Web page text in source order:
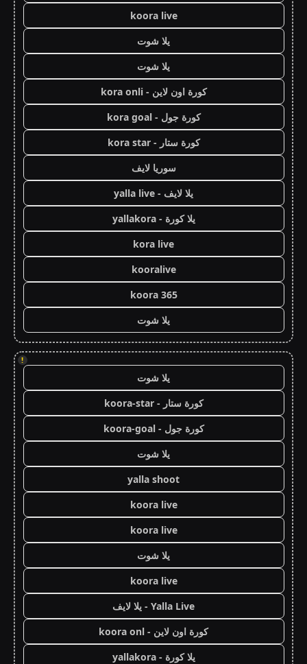
koora live
يلا شوت
يلا شوت
كورة اون لاين - kora onli
كورة جول - kora goal
كورة ستار - kora star
سوريا لايف
يلا لايف - yalla live
يلا كورة - yallakora
kora live
kooralive
koora 365
يلا شوت
!
يلا شوت
كورة ستار - koora-star
كورة جول - koora-goal
يلا شوت
yalla shoot
koora live
koora live
يلا شوت
koora live
Yalla Live - يلا لايف
كورة اون لاين - koora onl
يلا كورة - yallakora